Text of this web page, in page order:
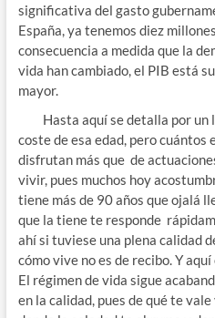
significativa del gasto
España, ya tenemos diez
consecuencia a medida que la
vida han cambiado, el PIB está
mayor.
Hasta aquí se detalla por un
coste de esa edad, pero cuántos
disfrutan más que de
vivir, pues muchos hoy
tiene más de 90 años que ojalá
que la tiene te responde
ahí si tuviese una plena calidad
cómo vive no es de recibo. Y
El régimen de vida sigue
en la calidad, pues de qué te